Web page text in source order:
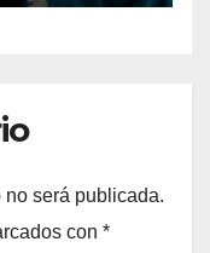
será publicada.
con *